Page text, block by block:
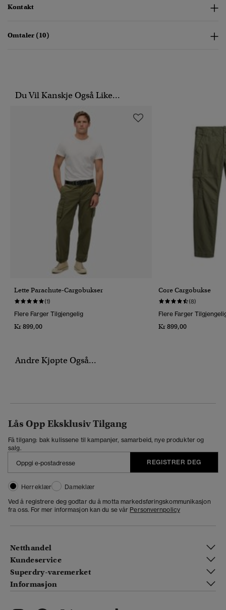
Kontakt
Omtaler (10)
Du Vil Kanskje Også Like...
Lette Parachute-Cargobukser
(1)
Flere Farger Tilgjengelig
Kr 899,00
Core Cargobukse
(8)
Flere Farger
Kr 899,00
Andre Kjøpte Også...
Lås Opp Eksklusiv Tilgang
Få tilgang: bak kulissene til kampanjer, samarbeid, nye produkter og
salg.
REGISTRER DEG
Herreklær
Dameklær
Ved å registrere deg godtar du å motta markedsføringskommunikasjon
fra oss. For mer informasjon kan du se vår Personvernpolicy
Netthandel
Kundeservice
Superdry-varemerket
Informasjon